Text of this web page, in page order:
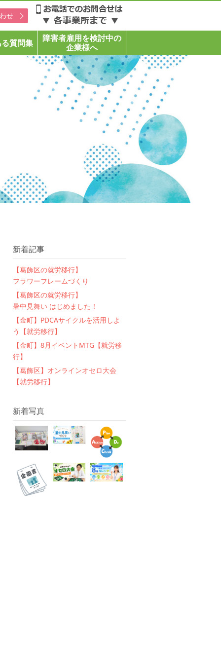
せ
質問集
障害者雇用を検討中の
企業様へ
新着記事
【葛飾区の就労移行】
フラワーフレームづくり
【葛飾区の就労移行】
暑中見舞い はじめました！
【金町】PDCAサイクルを活用しよ
う【就労移行】
【金町】8月イベントMTG【就労移
行】
【葛飾区】オンラインオセロ大会
【就労移行】
新着写真